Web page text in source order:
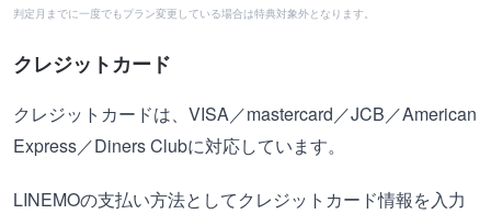
判定月までに一度でもプラン変更している場合は特典対象外となります。
クレジットカード
クレジットカードは、VISA／mastercard／JCB／American
Express／Diners Clubに対応しています。
LINEMOの支払い方法としてクレジットカード情報を入力